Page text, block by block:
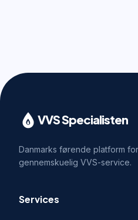
VVS Specialisten
Danmarks førende platform
gennemskuelig VVS-service.
Services